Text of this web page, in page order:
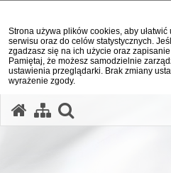
Strona używa plików cookies, aby
serwisu oraz do celów statystycznych.
zgadzasz się na ich użycie oraz
Pamiętaj, że możesz samodzielnie
ustawienia przeglądarki. Brak zmiany
wyrażenie zgody.